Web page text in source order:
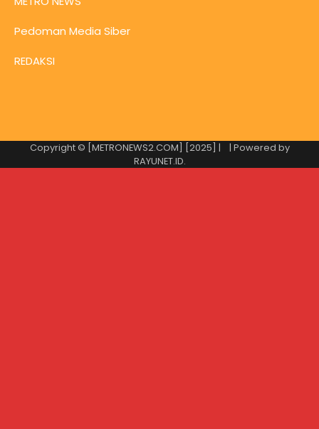
Pedoman Media Siber
REDAKSI
Copyright © [METRONEWS2.COM] [2025] |
| Powered by
RAYUNET.ID.